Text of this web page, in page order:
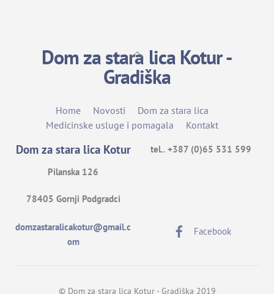
Back
To
Top
Dom za stara lica Kotur -
Gradiška
Home Novosti
Dom za stara lica
Medicinske usluge i pomagala
Kontakt
Dom za stara lica Kotur
Pilanska 126
78405 Gornji Podgradci
tel.. +387 (0)65 531 599
domzastaralicakotur@gmail.c
om
Facebook
© Dom za stara lica Kotur - Gradiška 2019